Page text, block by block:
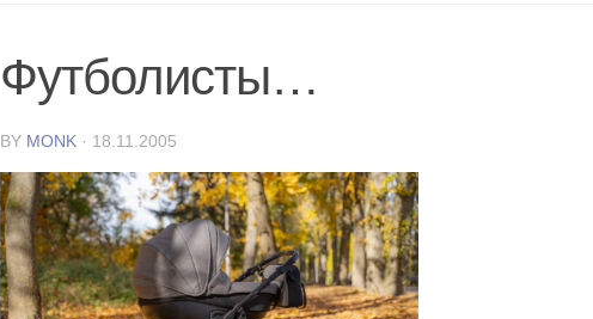
Футболисты…
BY MONK · 18.11.2005